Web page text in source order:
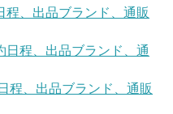
程、出品ブランド、通販
日程、出品ブランド、通
程、出品ブランド、通販